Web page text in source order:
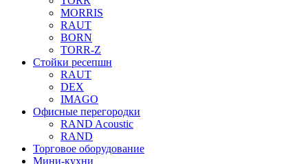
MORRIS
RAUT
BORN
TORR-Z
Стойки ресепшн
RAUT
DEX
IMAGO
Офисные перегородки
RAND Acoustic
RAND
Торговое оборудование
Мини-кухни